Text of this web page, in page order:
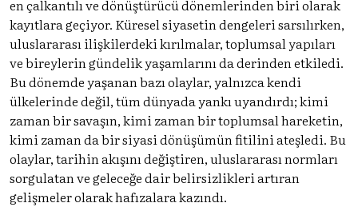
en çalkantılı ve dönüştürücü dönemlerinden biri olarak
kayıtlara geçiyor. Küresel siyasetin dengeleri sarsılırken,
uluslararası ilişkilerdeki kırılmalar, toplumsal yapıları
ve bireylerin gündelik yaşamlarını da derinden etkiledi.
Bu dönemde yaşanan bazı olaylar, yalnızca kendi
ülkelerinde değil, tüm dünyada yankı uyandırdı; kimi
zaman bir savaşın, kimi zaman bir toplumsal hareketin,
kimi zaman da bir siyasi dönüşümün fitilini ateşledi. Bu
olaylar, tarihin akışını değiştiren, uluslararası normları
sorgulatan ve geleceğe dair belirsizlikleri artıran
gelişmeler olarak hafızalara kazındı.